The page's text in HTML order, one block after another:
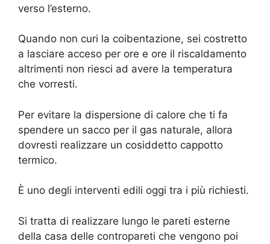
verso l’esterno.
Quando non curi la coibentazione, sei costretto
a lasciare acceso per ore e ore il riscaldamento
altrimenti non riesci ad avere la temperatura
che vorresti.
Per evitare la dispersione di calore che ti fa
spendere un sacco per il gas naturale, allora
dovresti realizzare un cosiddetto cappotto
termico.
È uno degli interventi edili oggi tra i più richiesti.
Si tratta di realizzare lungo le pareti esterne
della casa delle contropareti che vengono poi